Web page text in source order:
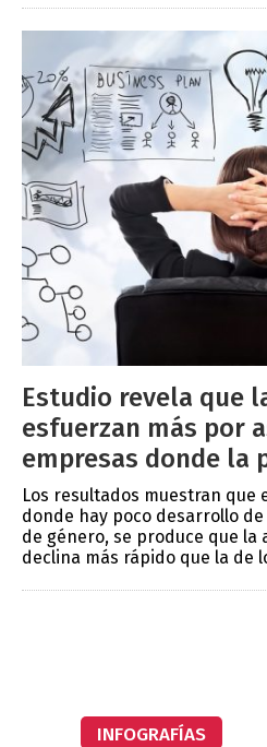
Estudio revela que
esfuerzan más por
empresas donde la
Los resultados muestran que
donde hay poco desarrollo
de género, se produce que la
declina más rápido que la de
INFOGRAFÍAS